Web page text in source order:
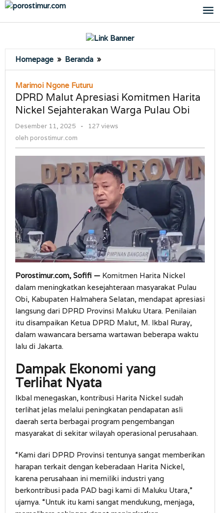
Lewati
Homepage » Beranda »
Malut
Komitmen
Harita
Nickel
Sejahterakan
Pulau
Obi
Marimoi Ngone Futuru
DPRD Malut Apresiasi Komitmen Harita
Nickel Sejahterakan Warga Pulau Obi
Desember 11, 2025
oleh
-
127 views
oleh porostimur.com
Porostimur.com, Sofifi — Komitmen Harita Nickel
dalam meningkatkan kesejahteraan masyarakat Pulau
Obi, Kabupaten Halmahera Selatan, mendapat apresiasi
langsung dari DPRD Provinsi Maluku Utara. Penilaian
itu disampaikan Ketua DPRD Malut, M. Ikbal Ruray,
dalam wawancara bersama wartawan beberapa waktu
lalu di Jakarta.
Dampak Ekonomi yang
Terlihat Nyata
Ikbal menegaskan, kontribusi Harita Nickel sudah
terlihat jelas melalui peningkatan pendapatan asli
daerah serta berbagai program pengembangan
masyarakat di sekitar wilayah operasional perusahaan.
“Kami dari DPRD Provinsi tentunya sangat memberikan
harapan terkait dengan keberadaan Harita Nickel,
karena perusahaan ini memiliki industri yang
berkontribusi pada PAD bagi kami di Maluku Utara,”
ujarnya. “Untuk itu kami sangat mendukung, menjaga,